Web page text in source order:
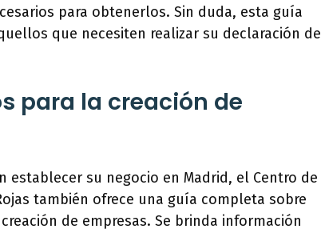
para obtenerlos. Sin duda, esta guía
que necesiten realizar su declaración de
para la creación de
establecer su negocio en Madrid, el Centro de
también ofrece una guía completa sobre
de empresas. Se brinda información